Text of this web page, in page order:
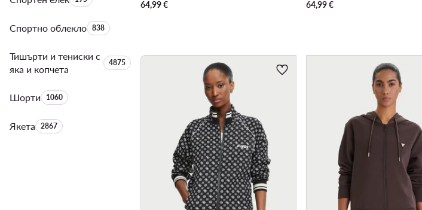
Спортно облеклоБрой на продуктите:
838
Тишърти и тениски с
яка и копчета
Брой на продуктите:
4875
ШортиБрой на продуктите:
1060
ЯкетаБрой на продуктите:
2867
64,99€
64,99€